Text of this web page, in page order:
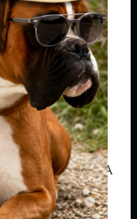
di cani
ITALIANA